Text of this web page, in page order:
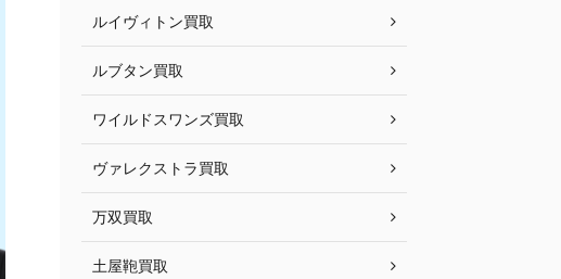
ルイヴィトン買取
ルブタン買取
ワイルドスワンズ買取
ヴァレクストラ買取
万双買取
土屋鞄買取